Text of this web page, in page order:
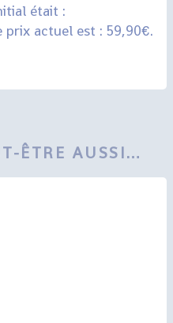
était :
prix actuel est : 59,90€.
ÊTRE AUSSI…